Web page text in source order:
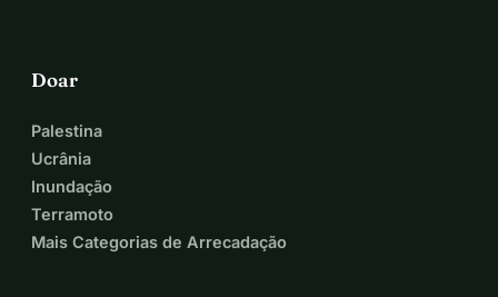
Doar
Palestina
Ucrânia
Inundação
Terramoto
Mais Categorias de Arrecadação